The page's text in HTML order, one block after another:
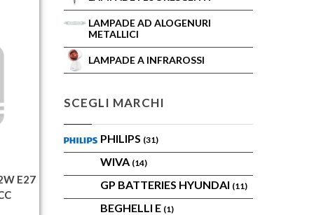
LAMPADE AD ALOGENURI
METALLICI
LAMPADE A INFRAROSSI
SCEGLI MARCHI
PHILIPS (31)
WIVA (14)
GP BATTERIES HYUNDAI (11)
BEGHELLI E (1)
E27